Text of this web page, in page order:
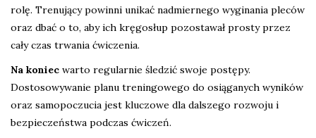
rolę. Trenujący powinni unikać nadmiernego wyginania pleców
oraz dbać o to, aby ich kręgosłup pozostawał prosty przez
cały czas trwania ćwiczenia.
Na koniec warto regularnie śledzić swoje postępy.
Dostosowywanie planu treningowego do osiąganych wyników
oraz samopoczucia jest kluczowe dla dalszego rozwoju i
bezpieczeństwa podczas ćwiczeń.